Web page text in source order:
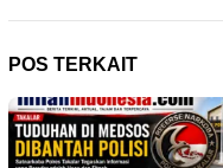
POS TERKAIT